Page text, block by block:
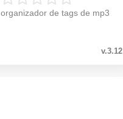
organizador de tags de mp3
v.3.12